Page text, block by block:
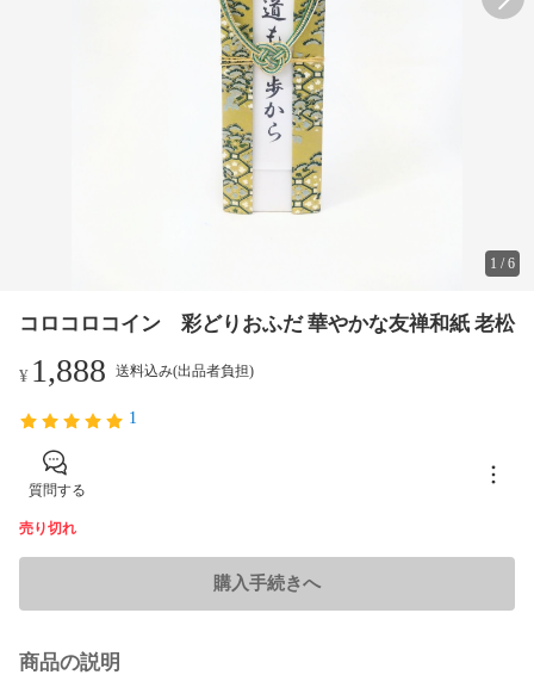
1 /6
コロコロコイン 彩どりおふだ 華やかな友禅和紙 老松
¥ 1,888 送料込み(出品者負担)
1
質問する
売り切れ
購入手続きへ
商品の説明